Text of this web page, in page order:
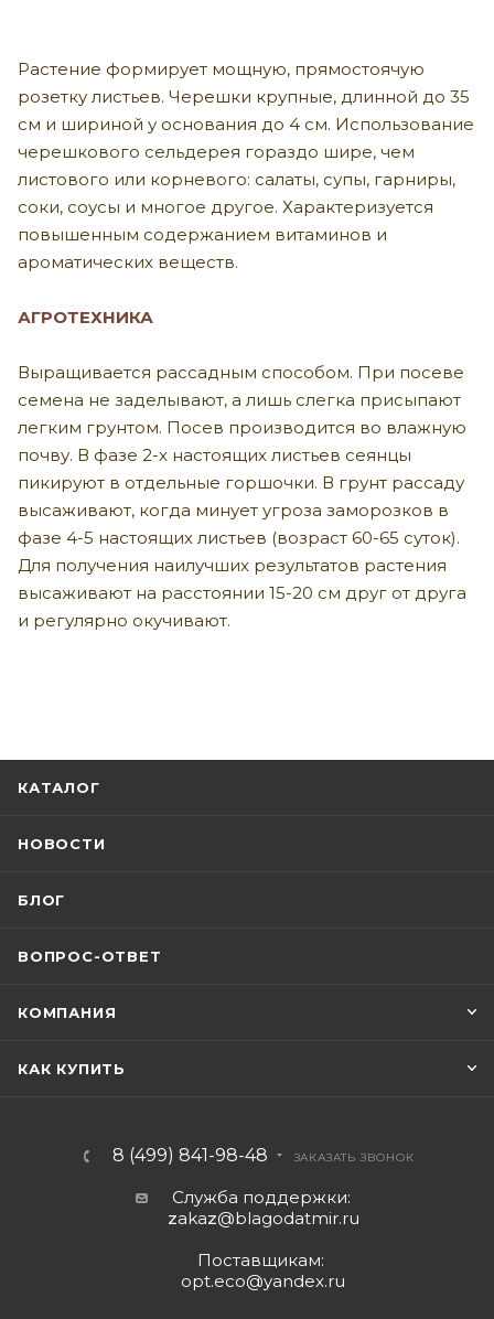
Растение формирует мощную, прямостоячую
розетку листьев. Черешки крупные, длинной до 35
см и шириной у основания до 4 см. Использование
черешкового сельдерея гораздо шире, чем
листового или корневого: салаты, супы, гарниры,
соки, соусы и многое другое. Характеризуется
повышенным содержанием витаминов и
ароматических веществ.
АГРОТЕХНИКА
Выращивается рассадным способом. При посеве
семена не заделывают, а лишь слегка присыпают
легким грунтом. Посев производится во влажную
почву. В фазе 2-х настоящих листьев сеянцы
пикируют в отдельные горшочки. В грунт рассаду
высаживают, когда минует угроза заморозков в
фазе 4-5 настоящих листьев (возраст 60-65 суток).
Для получения наилучших результатов растения
высаживают на расстоянии 15-20 см друг от друга
и регулярно окучивают.
КАТАЛОГ
НОВОСТИ
БЛОГ
ВОПРОС-ОТВЕТ
КОМПАНИЯ
КАК КУПИТЬ
8 (499) 841-98-48 ЗАКАЗАТЬ ЗВОНОК
Служба поддержки:
zakaz@blagodatmir.ru
Поставщикам:
opt.eco@yandex.ru